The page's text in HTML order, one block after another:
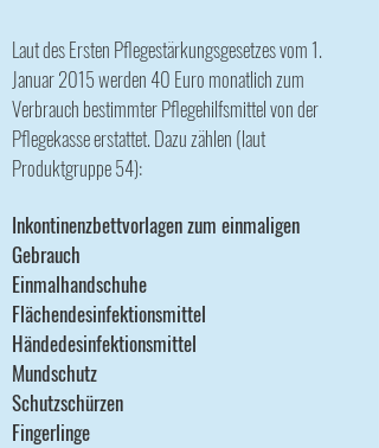
Laut des Ersten Pflegestärkungsgesetzes vom 1.
Januar 2015 werden 40 Euro monatlich zum
Verbrauch bestimmter Pflegehilfsmittel von der
Pflegekasse erstattet. Dazu zählen (laut
Produktgruppe 54):
Inkontinenzbettvorlagen zum einmaligen
Gebrauch
Einmalhandschuhe
Flächendesinfektionsmittel
Händedesinfektionsmittel
Mundschutz
Schutzschürzen
Fingerlinge